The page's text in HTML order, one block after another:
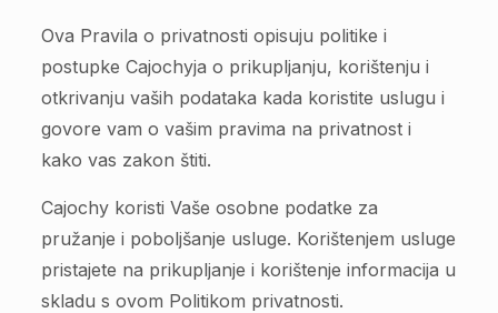
Ova Pravila o privatnosti opisuju politike i
postupke Cajochyja o prikupljanju, korištenju i
otkrivanju vaših podataka kada koristite uslugu i
govore vam o vašim pravima na privatnost i
kako vas zakon štiti.
Cajochy koristi Vaše osobne podatke za
pružanje i poboljšanje usluge. Korištenjem usluge
pristajete na prikupljanje i korištenje informacija u
skladu s ovom Politikom privatnosti.